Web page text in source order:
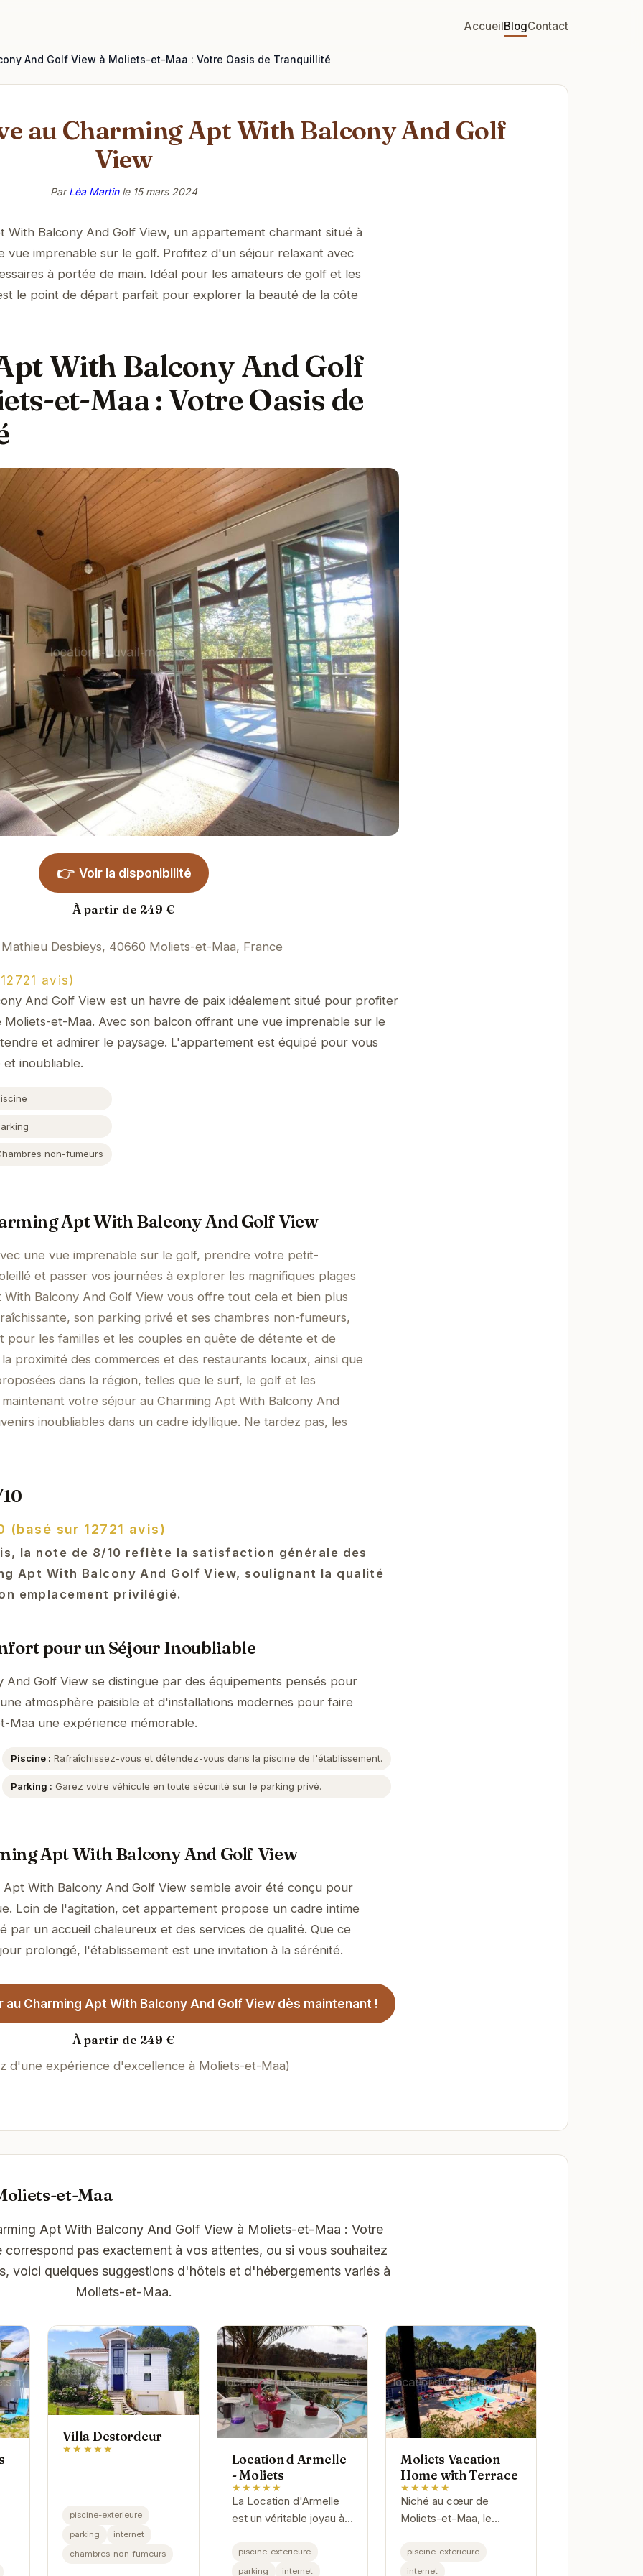
AccueilBlogContact
And Golf View à Moliets-et-Maa : Votre Oasis de Tranquillité
au Charming Apt With Balcony And Golf
View
ParLéa Martinle 15 mars 2024
With Balcony And Golf View, un appartement charmant situé à
vue imprenable sur le golf. Profitez d'un séjour relaxant avec
à portée de main. Idéal pour les amateurs de golf et les
le point de départ parfait pour explorer la beauté de la côte
With Balcony And Golf
et-Maa : Votre Oasis de
👉 Voir la disponibilité
À partir de 249 €
Desbieys, 40660 Moliets-et-Maa, France
avis)
And Golf View est un havre de paix idéalement situé pour profiter
Moliets-et-Maa. Avec son balcon offrant une vue imprenable sur le
et admirer le paysage. L'appartement est équipé pour vous
inoubliable.
non-fumeurs
Apt With Balcony And Golf View
une vue imprenable sur le golf, prendre votre petit-
et passer vos journées à explorer les magnifiques plages
With Balcony And Golf View vous offre tout cela et bien plus
son parking privé et ses chambres non-fumeurs,
pour les familles et les couples en quête de détente et de
proximité des commerces et des restaurants locaux, ainsi que
dans la région, telles que le surf, le golf et les
votre séjour au Charming Apt With Balcony And
inoubliables dans un cadre idyllique. Ne tardez pas, les
(basé sur 12721 avis)
la note de 8/10 reflète la satisfaction générale des
Apt With Balcony And Golf View, soulignant la qualité
emplacement privilégié.
pour un Séjour Inoubliable
And Golf View se distingue par des équipements pensés pour
atmosphère paisible et d'installations modernes pour faire
Maa une expérience mémorable.
Piscine : Rafraîchissez-vous et détendez-vous dans la piscine de l'établissement.
Parking : Garez votre véhicule en toute sécurité sur le parking privé.
Apt With Balcony And Golf View
Apt With Balcony And Golf View semble avoir été conçu pour
Loin de l'agitation, cet appartement propose un cadre intime
par un accueil chaleureux et des services de qualité. Que ce
prolongé, l'établissement est une invitation à la sérénité.
Charming Apt With Balcony And Golf View dès maintenant !
À partir de 249 €
d'une expérience d'excellence à Moliets-et-Maa)
et-Maa
Apt With Balcony And Golf View à Moliets-et-Maa : Votre
correspond pas exactement à vos attentes, ou si vous souhaitez
voici quelques suggestions d'hôtels et d'hébergements variés à
Moliets-et-Maa.
Villa Destordeur
★★★★★
piscine-exterieure
parking
internet
chambres-non-fumeurs
Location d Armelle
- Moliets
★★★★★
La Location d'Armelle
est un véritable joyau à
emplacement idéal, à
proximité des plages et
piscine-exterieure
parking
internet
Moliets Vacation
Home with Terrace
★★★★★
Niché au cœur de
Moliets-et-Maa, le
with Terrace offre un
cadre idyllique pour des
piscine-exterieure
internet